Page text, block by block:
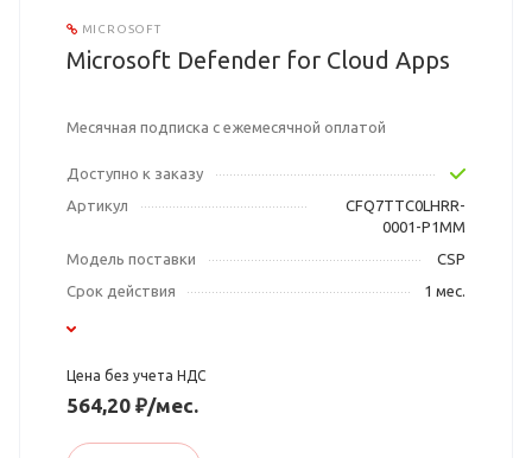
MICROSOFT
Microsoft Defender for Cloud Apps
Месячная подписка с ежемесячной оплатой
Доступно к заказу
Артикул
CFQ7TTC0LHRR-
0001-P1MM
Модель поставки
CSP
Срок действия
1 мес.
Цена без учета НДС
564,20 ₽/мес.